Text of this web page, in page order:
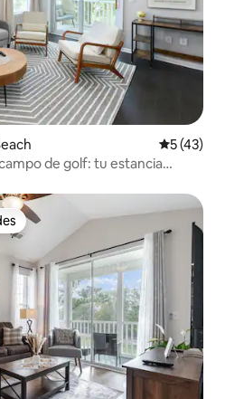
5 (43)
de golf: tu estancia